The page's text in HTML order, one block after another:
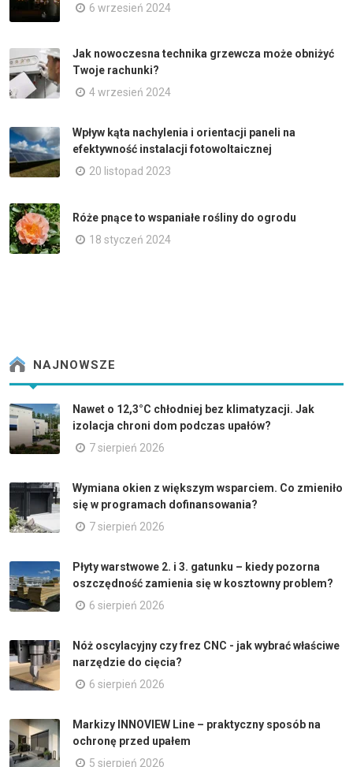
6 wrzesień 2024
Jak nowoczesna technika grzewcza może obniżyć
Twoje rachunki?
4 wrzesień 2024
Wpływ kąta nachylenia i orientacji paneli na
efektywność instalacji fotowoltaicznej
20 listopad 2023
Róże pnące to wspaniałe rośliny do ogrodu
18 styczeń 2024
NAJNOWSZE
Nawet o 12,3°C chłodniej bez klimatyzacji. Jak
izolacja chroni dom podczas upałów?
7 sierpień 2026
Wymiana okien z większym wsparciem. Co zmieniło
się w programach dofinansowania?
7 sierpień 2026
Płyty warstwowe 2. i 3. gatunku – kiedy pozorna
oszczędność zamienia się w kosztowny problem?
6 sierpień 2026
Nóż oscylacyjny czy frez CNC - jak wybrać właściwe
narzędzie do cięcia?
6 sierpień 2026
Markizy INNOVIEW Line – praktyczny sposób na
ochronę przed upałem
5 sierpień 2026